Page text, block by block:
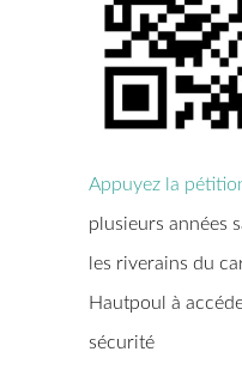
Appuyez la
plusieurs années
les riverains du
Hautpoul à
sécurité